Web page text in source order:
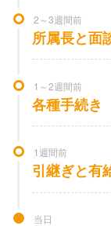
2～3週間前
所属長と面
1～2週間前
各種手続き
1週間前
引継ぎと有
当日